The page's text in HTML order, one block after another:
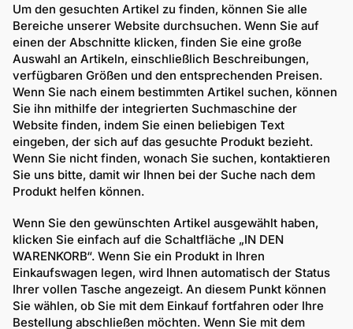
Um den gesuchten Artikel zu finden, können Sie alle
Bereiche unserer Website durchsuchen. Wenn Sie auf
einen der Abschnitte klicken, finden Sie eine große
Auswahl an Artikeln, einschließlich Beschreibungen,
verfügbaren Größen und den entsprechenden Preisen.
Wenn Sie nach einem bestimmten Artikel suchen, können
Sie ihn mithilfe der integrierten Suchmaschine der
Website finden, indem Sie einen beliebigen Text
eingeben, der sich auf das gesuchte Produkt bezieht.
Wenn Sie nicht finden, wonach Sie suchen, kontaktieren
Sie uns bitte, damit wir Ihnen bei der Suche nach dem
Produkt helfen können.
Wenn Sie den gewünschten Artikel ausgewählt haben,
klicken Sie einfach auf die Schaltfläche „IN DEN
WARENKORB“. Wenn Sie ein Produkt in Ihren
Einkaufswagen legen, wird Ihnen automatisch der Status
Ihrer vollen Tasche angezeigt. An diesem Punkt können
Sie wählen, ob Sie mit dem Einkauf fortfahren oder Ihre
Bestellung abschließen möchten. Wenn Sie mit dem